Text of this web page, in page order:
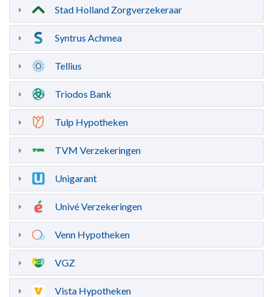
Stad Holland Zorgverzekeraar
Syntrus Achmea
Tellius
Triodos Bank
Tulp Hypotheken
TVM Verzekeringen
Unigarant
Univé Verzekeringen
Venn Hypotheken
VGZ
Vista Hypotheken